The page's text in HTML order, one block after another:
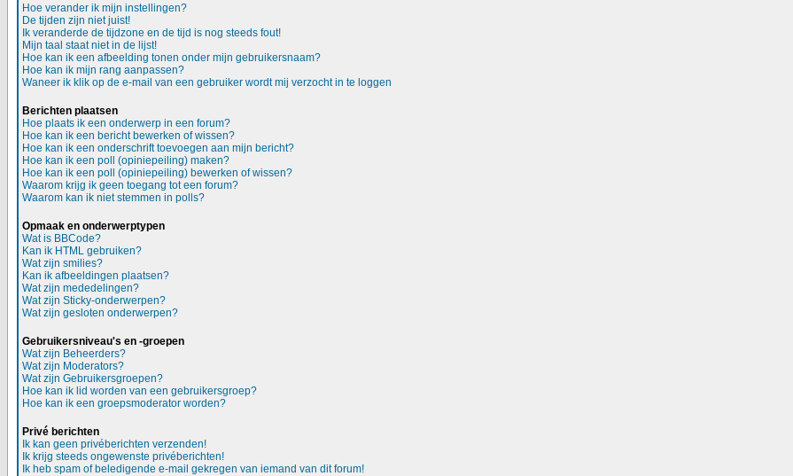
Hoe verander ik mijn instellingen?
De tijden zijn niet juist!
Ik veranderde de tijdzone en de tijd is nog steeds fout!
Mijn taal staat niet in de lijst!
Hoe kan ik een afbeelding tonen onder mijn gebruikersnaam?
Hoe kan ik mijn rang aanpassen?
Waneer ik klik op de e-mail van een gebruiker wordt mij verzocht in te loggen
Berichten plaatsen
Hoe plaats ik een onderwerp in een forum?
Hoe kan ik een bericht bewerken of wissen?
Hoe kan ik een onderschrift toevoegen aan mijn bericht?
Hoe kan ik een poll (opiniepeiling) maken?
Hoe kan ik een poll (opiniepeiling) bewerken of wissen?
Waarom krijg ik geen toegang tot een forum?
Waarom kan ik niet stemmen in polls?
Opmaak en onderwerptypen
Wat is BBCode?
Kan ik HTML gebruiken?
Wat zijn smilies?
Kan ik afbeeldingen plaatsen?
Wat zijn mededelingen?
Wat zijn Sticky-onderwerpen?
Wat zijn gesloten onderwerpen?
Gebruikersniveau's en -groepen
Wat zijn Beheerders?
Wat zijn Moderators?
Wat zijn Gebruikersgroepen?
Hoe kan ik lid worden van een gebruikersgroep?
Hoe kan ik een groepsmoderator worden?
Privé berichten
Ik kan geen privéberichten verzenden!
Ik krijg steeds ongewenste privéberichten!
Ik heb spam of beledigende e-mail gekregen van iemand van dit forum!